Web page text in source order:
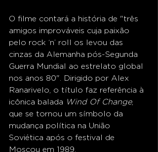
O filme contará a história de "três
amigos improváveis cuja paixão
pelo rock ‘n’ roll os levou das
cinzas da Alemanha pós-Segunda
Guerra Mundial ao estrelato global
nos anos 80". Dirigido por Alex
Ranarivelo, o título faz referência à
icônica balada Wind Of Change,
que se tornou um símbolo da
mudança política na União
Soviética após o festival de
Moscou em 1989.